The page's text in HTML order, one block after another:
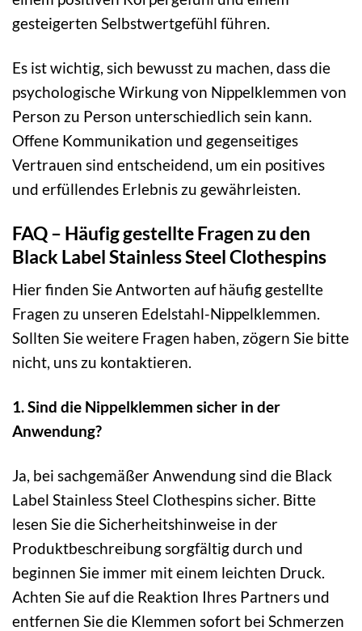
gesteigerten Selbstwertgefühl führen.
Es ist wichtig, sich bewusst zu machen, dass die
psychologische Wirkung von Nippelklemmen von
Person zu Person unterschiedlich sein kann.
Offene Kommunikation und gegenseitiges
Vertrauen sind entscheidend, um ein positives
und erfüllendes Erlebnis zu gewährleisten.
FAQ – Häufig gestellte Fragen zu den
Black Label Stainless Steel Clothespins
Hier finden Sie Antworten auf häufig gestellte
Fragen zu unseren Edelstahl-Nippelklemmen.
Sollten Sie weitere Fragen haben, zögern Sie bitte
nicht, uns zu kontaktieren.
1. Sind die Nippelklemmen sicher in der
Anwendung?
Ja, bei sachgemäßer Anwendung sind die Black
Label Stainless Steel Clothespins sicher. Bitte
lesen Sie die Sicherheitshinweise in der
Produktbeschreibung sorgfältig durch und
beginnen Sie immer mit einem leichten Druck.
Achten Sie auf die Reaktion Ihres Partners und
entfernen Sie die Klemmen sofort bei Schmerzen